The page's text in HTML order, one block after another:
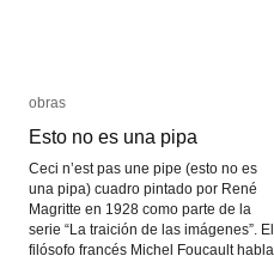
obras
Esto no es una pipa
Ceci n’est pas une pipe (esto no es
una pipa) cuadro pintado por René
Magritte en 1928 como parte de la
serie “La traición de las imágenes”. El
filósofo francés Michel Foucault habla
obras
Esto no es una pipa